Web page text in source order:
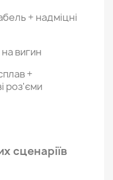
+ надміцні
вигин
+
роз'єми
сценаріїв